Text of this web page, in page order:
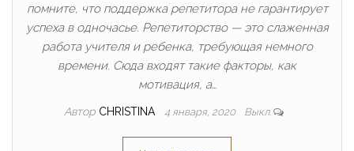
помните, что поддержка репетитора не гарантирует
успеха в одночасье. Репетиторство — это слаженная
работа учителя и ребенка, требующая немного
времени. Сюда входят такие факторы, как
мотивация, а…
Автор CHRISTINA 4 января, 2020 Выкл.